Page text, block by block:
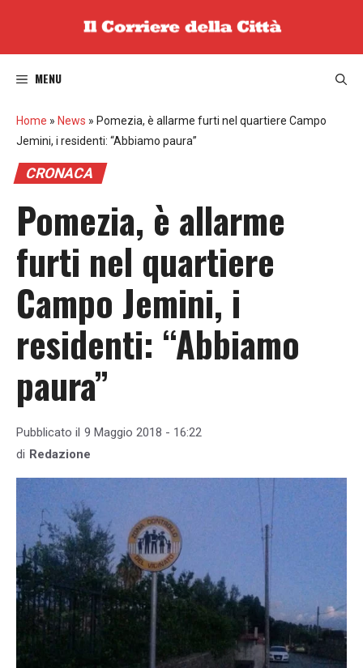
MENU
Home » News » Pomezia, è allarme furti nel quartiere Campo
Jemini, i residenti: “Abbiamo paura”
CRONACA
Pomezia, è allarme
furti nel quartiere
Campo Jemini, i
residenti: “Abbiamo
paura”
Pubblicato il 9 Maggio 2018 - 16:22
di Redazione